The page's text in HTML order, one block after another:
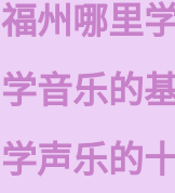
福州哪里
学音乐的
学声乐的